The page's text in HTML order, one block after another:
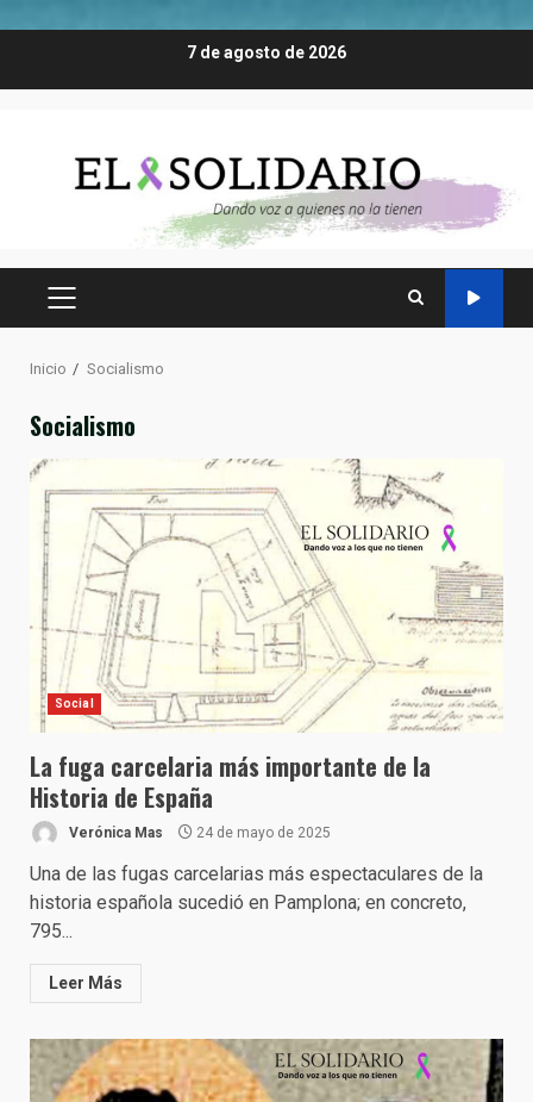
7 de agosto de 2026
MENÚ
Inicio Socialismo
Socialismo
Social
La fuga carcelaria más importante de la
Historia de España
Verónica Mas 24 de mayo de 2025
Una de las fugas carcelarias más espectaculares de la
historia española sucedió en Pamplona; en concreto,
795...
Leer Más